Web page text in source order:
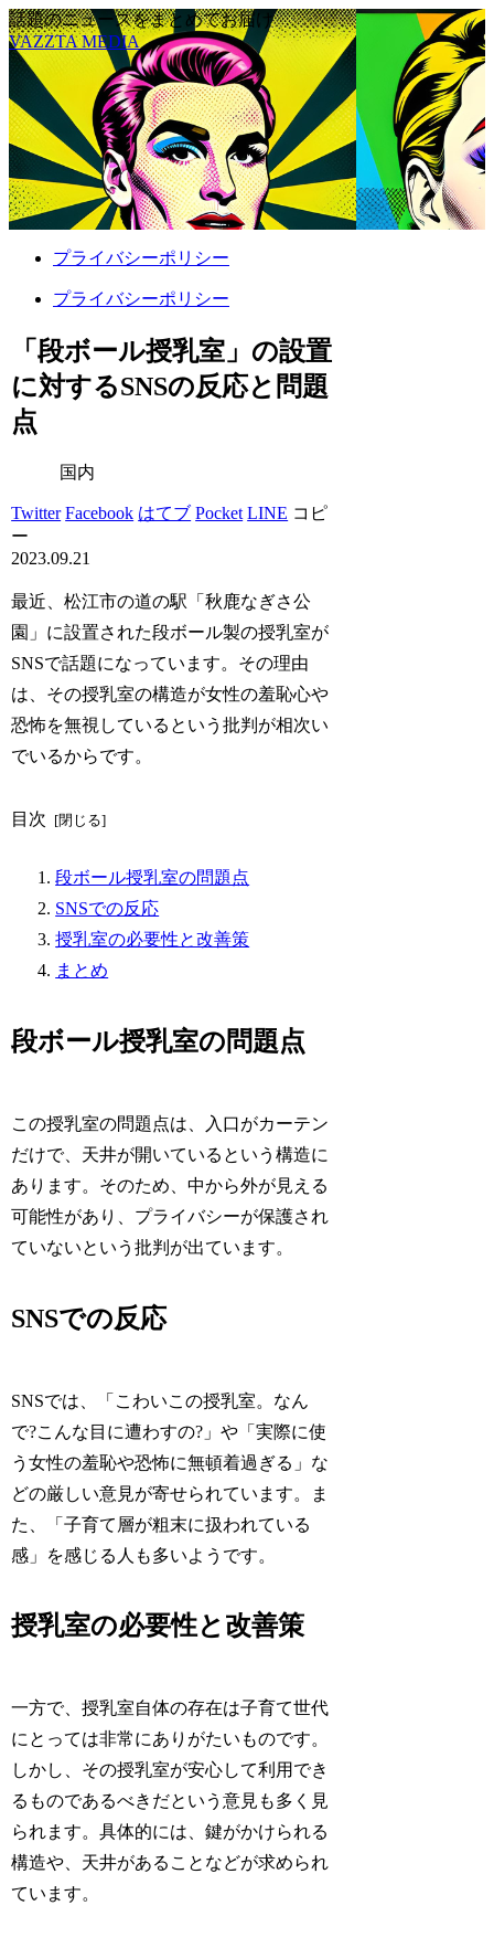
話題のニュースをまとめてお届け
VAZZTA MEDIA
プライバシーポリシー
プライバシーポリシー
「段ボール授乳室」の設置
に対するSNSの反応と問題
点
国内
Twitter Facebook はてブ Pocket LINE コピ
ー
2023.09.21
最近、松江市の道の駅「秋鹿なぎさ公
園」に設置された段ボール製の授乳室が
SNSで話題になっています。その理由
は、その授乳室の構造が女性の羞恥心や
恐怖を無視しているという批判が相次い
でいるからです。
目次
段ボール授乳室の問題点
SNSでの反応
授乳室の必要性と改善策
まとめ
段ボール授乳室の問題点
この授乳室の問題点は、入口がカーテン
だけで、天井が開いているという構造に
あります。そのため、中から外が見える
可能性があり、プライバシーが保護され
ていないという批判が出ています。
SNSでの反応
SNSでは、「こわいこの授乳室。なん
で?こんな目に遭わすの?」や「実際に使
う女性の羞恥や恐怖に無頓着過ぎる」な
どの厳しい意見が寄せられています。ま
た、「子育て層が粗末に扱われている
感」を感じる人も多いようです。
授乳室の必要性と改善策
一方で、授乳室自体の存在は子育て世代
にとっては非常にありがたいものです。
しかし、その授乳室が安心して利用でき
るものであるべきだという意見も多く見
られます。具体的には、鍵がかけられる
構造や、天井があることなどが求められ
ています。